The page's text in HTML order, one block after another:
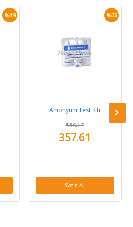
%19 %35
Amonyum Test Kiti
550.17
357.61
Satın Al